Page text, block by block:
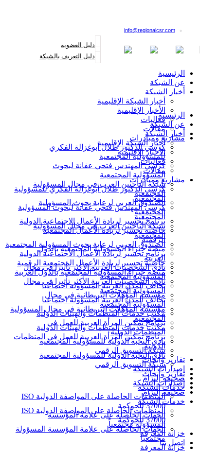
info@regionalcsr.com
دليل العضوية
دليل التعريف بالشبكة
الرئيسية
عن الشبكة
أخبار الشبكة
أخبار الشبكة الإقليمية
الأخبار الإقليمية
فعاليات
مقالات
مشاريع ومبادرات
كرسي الدكتور طلال أبوغزالة الفكري
للمسؤولية المجتمعية
كرسي المهندس فتحي عفانة لبحوث
المسؤولية المجتمعية
شبكة الباحثين العرب في مجال المسؤولية
المجتمعية
الصندوق العربي لرعاية بحوث المسؤولية
المجتمعية
برنامج تجسير لريادة الأعمال الاجتماعية الدولية
حاضنة تجسير لريادة الأعمال المجتمعية
الرقمية
منصة خبراء المسؤولية المجتمعية بالدول
العربية
نادي الشخصيات العربية الأكثر تأثيرا في مجال
المسؤولية المجتمعية
تحالف المدن العربية المسؤولة اجتماعيا
مؤسسة المؤهلات البريطانية في مجال
المسؤولية المجتمعية
مكتب خدمات المنظمات والهيئات الدولية
برنامج تمكين المرأة العربية للعمل في
المنظمات الدولية
نادي النخبة الدولية للمسؤولية المجتمعية
شبكة التسويق الرقمي
تقارير وأبحاث
إصدارات الشبكة
صحيفة إلتزام
خدمات الشبكة
المنظمات الحاصلة على المواصفة الدولية ISO
37000 للحوكمة
الجهات الحاصلة على علامة المؤسسة
المسؤولة مجتمعياً
خزانة المعرفة
اتصل بنا
الرئيسية
عن الشبكة
أخبار الشبكة
أخبار الشبكة الإقليمية
الأخبار الإقليمية
فعاليات
مقالات
مشاريع ومبادرات
كرسي الدكتور طلال أبوغزالة الفكري للمسؤولية
المجتمعية
كرسي المهندس فتحي عفانة لبحوث المسؤولية
المجتمعية
شبكة الباحثين العرب في مجال المسؤولية
المجتمعية
الصندوق العربي لرعاية بحوث المسؤولية المجتمعية
برنامج تجسير لريادة الأعمال الاجتماعية الدولية
حاضنة تجسير لريادة الأعمال المجتمعية الرقمية
منصة خبراء المسؤولية المجتمعية بالدول العربية
نادي الشخصيات العربية الأكثر تأثيرا في مجال
المسؤولية المجتمعية
تحالف المدن العربية المسؤولة اجتماعيا
مؤسسة المؤهلات البريطانية في مجال المسؤولية
المجتمعية
مكتب خدمات المنظمات والهيئات الدولية
برنامج تمكين المرأة العربية للعمل في المنظمات
الدولية
نادي النخبة الدولية للمسؤولية المجتمعية
شبكة التسويق الرقمي
تقارير وأبحاث
إصدارات الشبكة
صحيفة إلتزام
خدمات الشبكة
المنظمات الحاصلة على المواصفة الدولية ISO
37000 للحوكمة
الجهات الحاصلة على علامة المؤسسة المسؤولة
مجتمعياً
خزانة المعرفة